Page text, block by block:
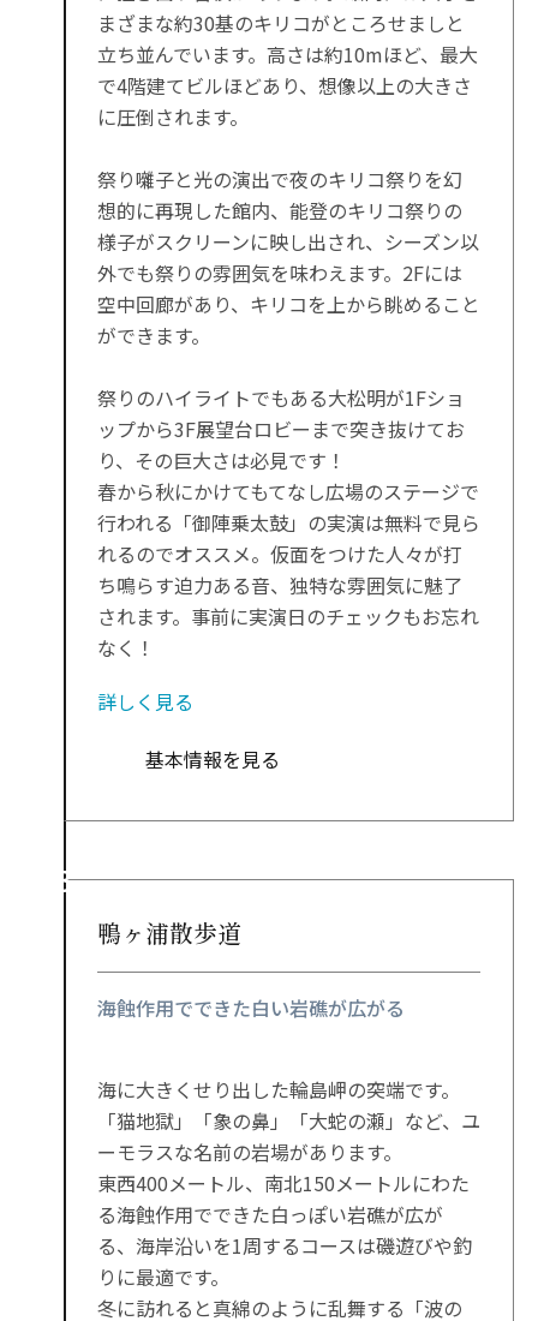
まざまな約30基のキリコがところせましと
立ち並んでいます。高さは約10mほど、最大
で4階建てビルほどあり、想像以上の大きさ
に圧倒されます。
祭り囃子と光の演出で夜のキリコ祭りを幻
想的に再現した館内、能登のキリコ祭りの
様子がスクリーンに映し出され、シーズン以
外でも祭りの雰囲気を味わえます。2Fには
空中回廊があり、キリコを上から眺めること
ができます。
祭りのハイライトでもある大松明が1Fショ
ップから3F展望台ロビーまで突き抜けてお
り、その巨大さは必見です！
春から秋にかけてもてなし広場のステージで
行われる「御陣乗太鼓」の実演は無料で見ら
れるのでオススメ。仮面をつけた人々が打
ち鳴らす迫力ある音、独特な雰囲気に魅了
されます。事前に実演日のチェックもお忘れ
なく！
詳しく見る
基本情報を見る
鴨ヶ浦散歩道
海蝕作用でできた白い岩礁が広がる
海に大きくせり出した輪島岬の突端です。
「猫地獄」「象の鼻」「大蛇の瀬」など、ユ
ーモラスな名前の岩場があります。
東西400メートル、南北150メートルにわた
る海蝕作用でできた白っぽい岩礁が広が
る、海岸沿いを1周するコースは磯遊びや釣
りに最適です。
冬に訪れると真綿のように乱舞する「波の